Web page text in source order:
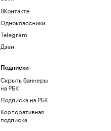
ВКонтакте
Одноклассники
Telegram
Дзен
Подписки
Скрыть баннеры
на РБК
Подписка на РБК
Корпоративная
подписка